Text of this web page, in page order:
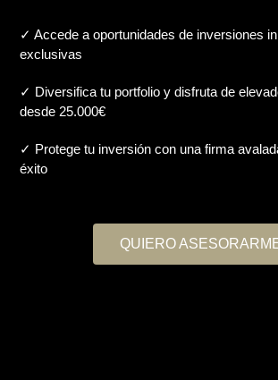
✓ Accede a oportunidades de inversiones
exclusivas
✓ Diversifica tu portfolio y disfruta de
desde 25.000€
✓ Protege tu inversión con una firma
éxito
QUIERO